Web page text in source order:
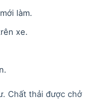
làm.
xe.
Chất thải được chở